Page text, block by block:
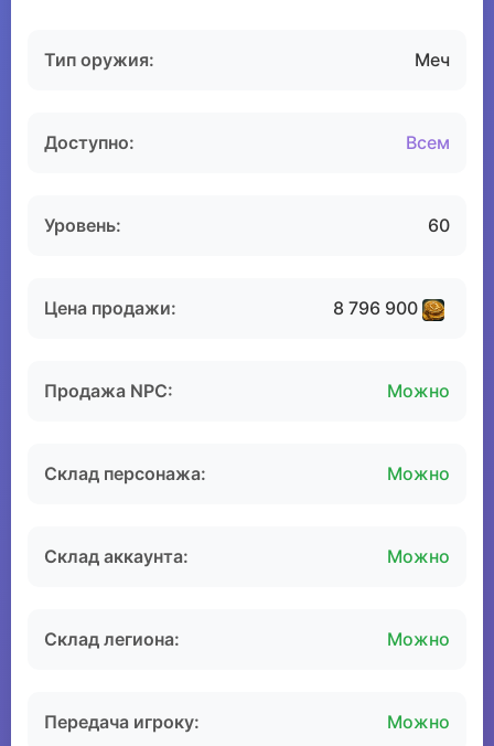
Тип оружия: Меч
Доступно: Всем
Уровень: 60
Цена продажи: 8 796 900
Продажа NPC: Можно
Склад персонажа: Можно
Склад аккаунта: Можно
Склад легиона: Можно
Передача игроку: Можно